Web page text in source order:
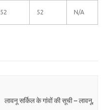
52 52 N/A
लावनू सर्किल के गांवों की सूची – लावनू,